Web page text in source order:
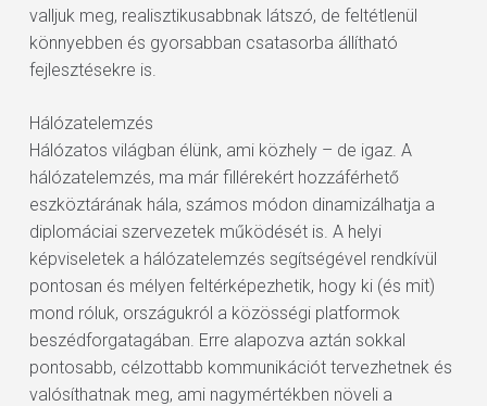
valljuk meg, realisztikusabbnak látszó, de feltétlenül
könnyebben és gyorsabban csatasorba állítható
fejlesztésekre is.
Hálózatelemzés
Hálózatos világban élünk, ami közhely – de igaz. A
hálózatelemzés, ma már fillérekért hozzáférhető
eszköztárának hála, számos módon dinamizálhatja a
diplomáciai szervezetek működését is. A helyi
képviseletek a hálózatelemzés segítségével rendkívül
pontosan és mélyen feltérképezhetik, hogy ki (és mit)
mond róluk, országukról a közösségi platformok
beszédforgatagában. Erre alapozva aztán sokkal
pontosabb, célzottabb kommunikációt tervezhetnek és
valósíthatnak meg, ami nagymértékben növeli a